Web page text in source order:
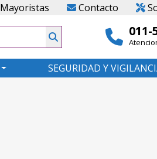
Mayoristas Contacto
011-
SEGURIDAD Y